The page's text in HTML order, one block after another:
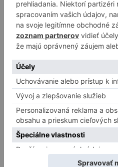
0out of 5
3,49€ Original price was:
2,99 €.
Pridať do košíka
Pridať na môj zoznam
Zobraziť náhľad
Dámske tričká
Tričko – Prines mi
0out of 5
20,90€
Výber možností
options may be chosen on
Pridať na môj zoznam